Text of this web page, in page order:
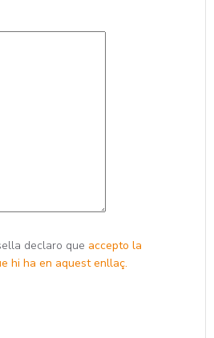
declaro que accepto la
hi ha en aquest enllaç.